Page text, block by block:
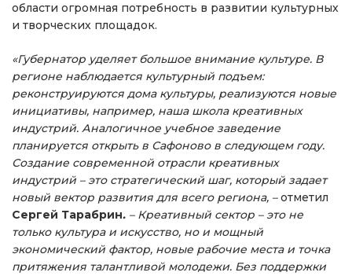
области огромная потребность в развитии культурных
и творческих площадок.
«Губернатор уделяет большое внимание культуре. В
регионе наблюдается культурный подъем:
реконструируются дома культуры, реализуются новые
инициативы, например, наша школа креативных
индустрий. Аналогичное учебное заведение
планируется открыть в Сафоново в следующем году.
Создание современной отрасли креативных
индустрий – это стратегический шаг, который задает
новый вектор развития для всего региона, –отметил
Сергей Тарабрин. – Креативный сектор – это не
только культура и искусство, но и мощный
экономический фактор, новые рабочие места и точка
притяжения талантливой молодежи. Без поддержки